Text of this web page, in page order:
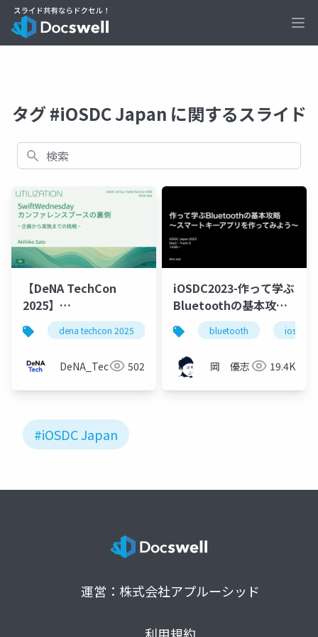
タグ #iOSDC Japan に関するスライド
検索
【DeNA TechCon
2025】
SwiftWednesday カ
ンファレンスブースの
裏側 ~企画から実践ま
での挑戦~
dena techcon 2025
DeNA_Tech 502
iOSDC2023-作って学ぶ
Bluetoothの基本攻略
〜スマートキーアプリ
を作ってみよう〜
bluetooth ios
岡 優志 19.4K
#iOSDC Japan
運営：株式会社アプルーシッド
利用規約